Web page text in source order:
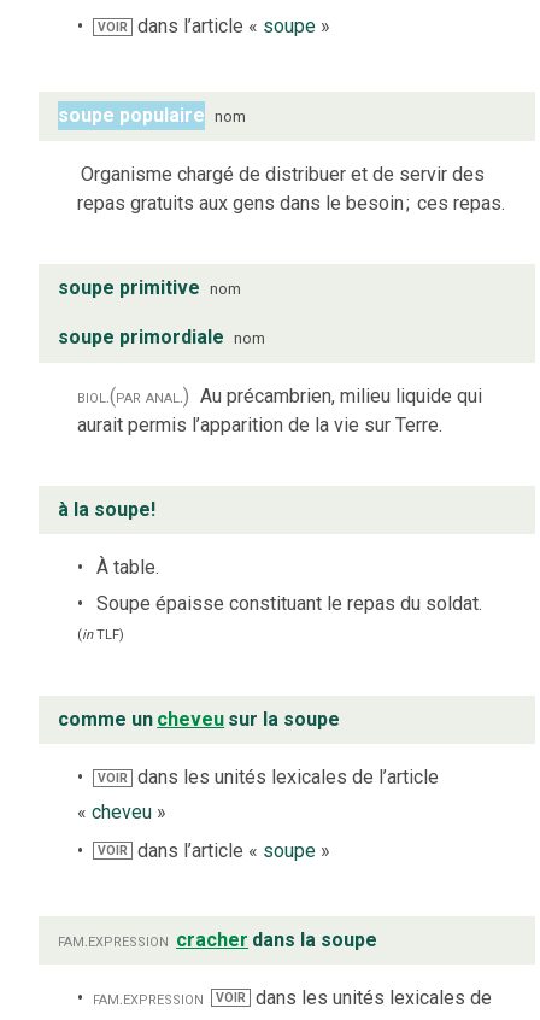
VOIR dans l’article « soupe »
soupe populaire nom
Organisme chargé de distribuer et de servir des
repas gratuits aux gens dans le besoin; ces repas.
soupe primitive nom
soupe primordiale nom
biol. (par anal.) Au précambrien, milieu liquide qui
aurait permis l’apparition de la vie sur Terre.
à la soupe!
À table.
Soupe épaisse constituant le repas du soldat.
(inTLF)
comme un cheveu sur la soupe
VOIR
dans les unités lexicales de l’article
« cheveu »
VOIR dans l’article « soupe »
fam. expression cracher dans la soupe
fam. expression VOIR dans les unités lexicales de